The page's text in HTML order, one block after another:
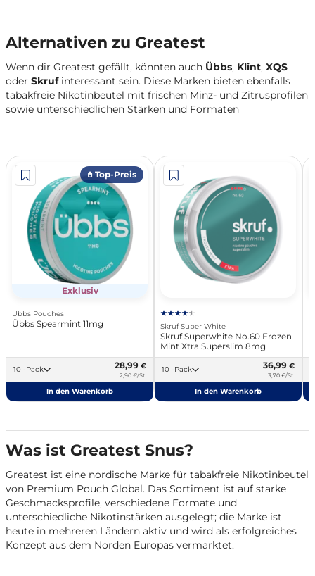
Alternativen zu Greatest
Wenn dir Greatest gefällt, könnten auch Übbs, Klint, XQS
oder Skrufinteressant sein. Diese Marken bieten ebenfalls
tabakfreie Nikotinbeutel mit frischen Minz- und Zitrusprofilen
sowie unterschiedlichen Stärken und Formaten
𖤘 Top-Preis
Exklusiv
Ubbs Pouches
Übbs Spearmint 11mg
10 -Pack 28,99 €
2,90 €/St.
In den Warenkorb
Skruf Super White
Skruf Superwhite No.60 Frozen
Mint Xtra Superslim 8mg
10 -Pack 36,99 €
3,70 €/St.
In den Warenkorb
Was ist Greatest Snus?
Greatest ist eine nordische Marke für tabakfreie Nikotinbeutel
von Premium Pouch Global. Das Sortiment ist auf starke
Geschmacksprofile, verschiedene Formate und
unterschiedliche Nikotinstärken ausgelegt; die Marke ist
heute in mehreren Ländern aktiv und wird als erfolgreiches
Konzept aus dem Norden Europas vermarktet.